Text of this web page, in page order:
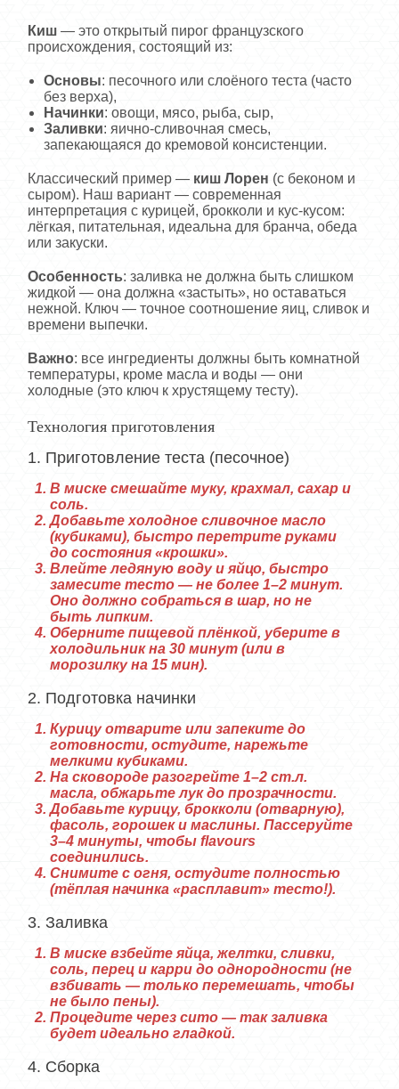
Киш — это открытый пирог французского
происхождения, состоящий из:
Основы: песочного или слоёного теста (часто
без верха),
Начинки: овощи, мясо, рыба, сыр,
Заливки: яично-сливочная смесь,
запекающаяся до кремовой консистенции.
Классический пример — киш Лорен (с беконом и
сыром). Наш вариант — современная
интерпретация с курицей, брокколи и кус-кусом:
лёгкая, питательная, идеальна для бранча, обеда
или закуски.
Особенность: заливка не должна быть слишком
жидкой — она должна «застыть», но оставаться
нежной. Ключ — точное соотношение яиц, сливок и
времени выпечки.
Важно: все ингредиенты должны быть комнатной
температуры, кроме масла и воды — они
холодные (это ключ к хрустящему тесту).
Технология приготовления
1. Приготовление теста (песочное)
В миске смешайте муку, крахмал, сахар и
соль.
Добавьте холодное сливочное масло
(кубиками), быстро перетрите руками
до состояния «крошки».
Влейте ледяную воду и яйцо, быстро
замесите тесто — не более 1–2 минут.
Оно должно собраться в шар, но не
быть липким.
Оберните пищевой плёнкой, уберите в
холодильник на 30 минут (или в
морозилку на 15 мин).
2. Подготовка начинки
Курицу отварите или запеките до
готовности, остудите, нарежьте
мелкими кубиками.
На сковороде разогрейте 1–2 ст.л.
масла, обжарьте лук до прозрачности.
Добавьте курицу, брокколи (отварную),
фасоль, горошек и маслины. Пассеруйте
3–4 минуты, чтобы flavours
соединились.
Снимите с огня, остудите полностью
(тёплая начинка «расплавит» тесто!).
3. Заливка
В миске взбейте яйца, желтки, сливки,
соль, перец и карри до однородности (не
взбивать — только перемешать, чтобы
не было пены).
Процедите через сито — так заливка
будет идеально гладкой.
4. Сборка